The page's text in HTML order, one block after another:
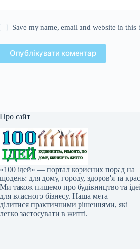
Save my name, email and website in
Опублікувати коментар
Про сайт
«100 ідей» — портал корисних порад на
щодень: для дому, городу, здоров'я та
Ми також пишемо про будівництво та ідеї
для власного бізнесу. Наша мета —
ділитися практичними рішеннями, які
легко застосувати в житті.